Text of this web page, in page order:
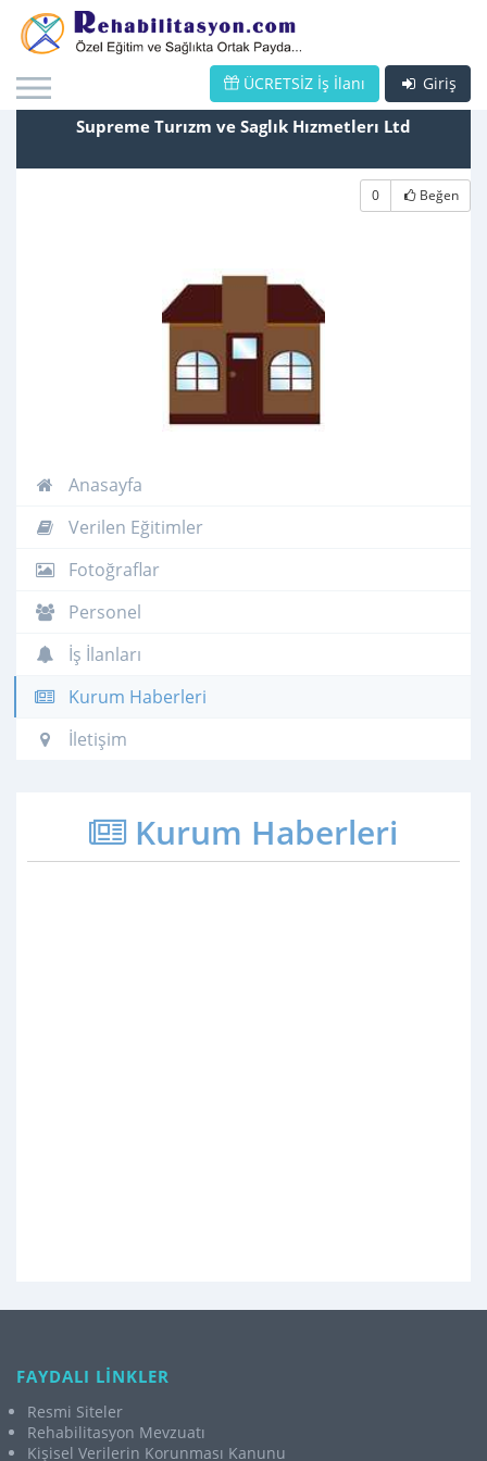
Giriş
ÜCRETSİZ İş İlanı
Supreme Turızm ve Saglık Hızmetlerı Ltd
0 Beğen
Anasayfa
Verilen Eğitimler
Fotoğraflar
Personel
İş İlanları
Kurum Haberleri
İletişim
Kurum Haberleri
FAYDALI LİNKLER
Resmi Siteler
Rehabilitasyon Mevzuatı
Kişisel Verilerin Korunması Kanunu